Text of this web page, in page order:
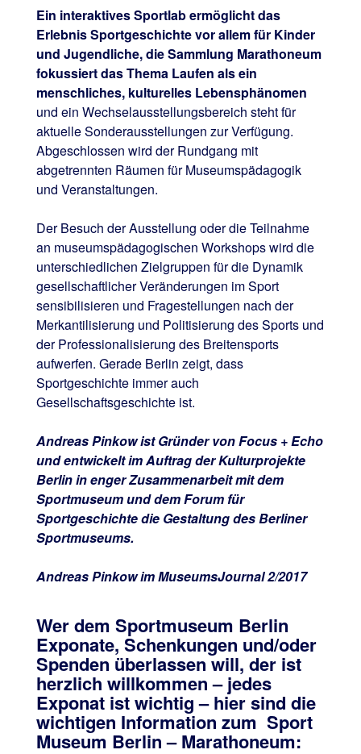
Ein interaktives Sportlab ermöglicht das
Erlebnis Sportgeschichte vor allem für Kinder
und Jugendliche, die Sammlung Marathoneum
fokussiert das Thema Laufen als ein
menschliches, kulturelles Lebensphänomen
und ein Wechselausstellungsbereich steht für
aktuelle Sonderausstellungen zur Verfügung.
Abgeschlossen wird der Rundgang mit
abgetrennten Räumen für Museumspädagogik
und Veranstaltungen.
Der Besuch der Ausstellung oder die Teilnahme
an museumspädagogischen Workshops wird die
unterschiedlichen Zielgruppen für die Dynamik
gesellschaftlicher Veränderungen im Sport
sensibilisieren und Fragestellungen nach der
Merkantilisierung und Politisierung des Sports und
der Professionalisierung des Breitensports
aufwerfen. Gerade Berlin zeigt, dass
Sportgeschichte immer auch
Gesellschaftsgeschichte ist.
Andreas Pinkow ist Gründer von Focus + Echo
und entwickelt im Auftrag der Kulturprojekte
Berlin in enger Zusammenarbeit mit dem
Sportmuseum und dem Forum für
Sportgeschichte die Gestaltung des Berliner
Sportmuseums.
Andreas Pinkow im MuseumsJournal 2/2017
Wer dem Sportmuseum Berlin
Exponate, Schenkungen und/oder
Spenden überlassen will, der ist
herzlich willkommen – jedes
Exponat ist wichtig – hier sind die
wichtigen Information zum Sport
Museum Berlin – Marathoneum: